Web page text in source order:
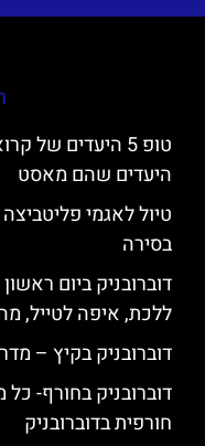
טופ 5 היעדים
היעדים שהם מאסט
טיול לאגמי
בסירה
דוברובניק ביום
ללכת, איפה לטייל,
דוברובניק בקיץ –
דוברובניק בחורף-
חורפית בדוברובניק